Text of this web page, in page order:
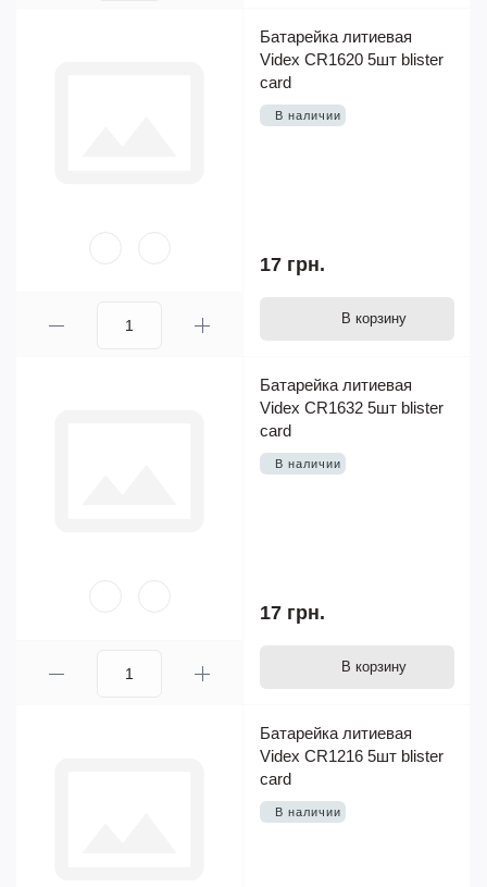
Батарейка литиевая
Videx CR1620 5шт blister
card
В наличии
17 грн.
В корзину
Батарейка литиевая
Videx CR1632 5шт blister
card
В наличии
17 грн.
В корзину
Батарейка литиевая
Videx CR1216 5шт blister
card
В наличии